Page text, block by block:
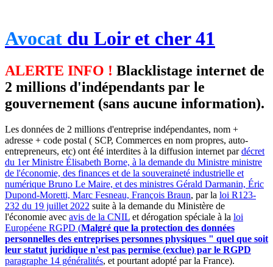
Avocat du Loir et cher 41
ALERTE INFO ! Blacklistage internet de
2 millions d'indépendants par le
gouvernement (sans aucune information).
Les données de 2 millions d'entreprise indépendantes, nom +
adresse + code postal ( SCP, Commerces en nom propres, auto-
entrepreneurs, etc) ont été interdites à la diffusion internet pardécret
du 1er Ministre Élisabeth Borne, à la demande du Ministre ministre
de l'économie, des finances et de la souveraineté industrielle et
numérique Bruno Le Maire, et des ministres Gérald Darmanin, Éric
Dupond-Moretti, Marc Fesneau, François Braun, par la loi R123-
232 du 19 juillet 2022 suite à la demande du Ministère de
l'économie avec avis de la CNIL et dérogation spéciale à la loi
Européene RGPD (Malgré que la protection des données
personnelles des entreprises personnes physiques " quel que soit
leur statut juridique n'est pas permise (exclue) par le RGPD
paragraphe 14 généralités, et pourtant adopté par la France).